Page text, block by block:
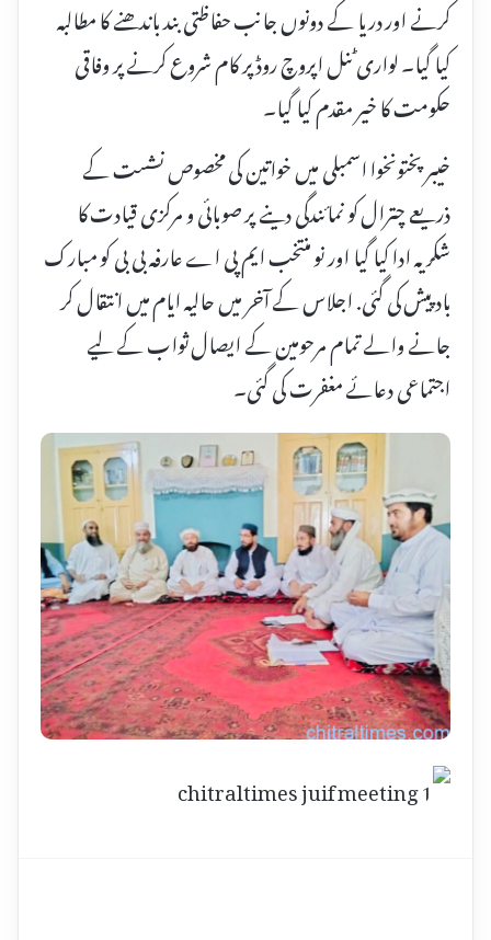
کرنے اور دریا کے دونوں جانب حفاظتی بند باندھنے کا مطالبہ
کیا گیا۔ لواری ٹنل اپروچ روڈ پر کام شروع کرنے پر وفاقی
حکومت کا خیر مقدم کیا گیا۔
خیبر پختونخوا اسمبلی میں خواتین کی مخصوص نشست کے
ذریعے چترال کو نمائندگی دینے پر صوبائی و مرکزی قیادت کا
شکریہ ادا کیا گیا اور نو منتخب ایم پی اے عارفہ بی بی کو مبارک
باد پیش کی گئی. اجلاس کے آخر میں حالیہ ایام میں انتقال کر
جانے والے تمام مرحومین کے ایصال ثواب کے لیے
اجتماعی دعائے مغفرت کی گئی۔